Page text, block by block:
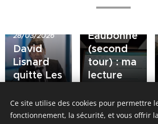
28/03/2026
David
Lisnard
quitte Les
Résultats
Eaubonne
(second
tour) : ma
lecture
Ce site utilise des cookies pour permettre
fonctionnement, la sécurité, et vous offrir